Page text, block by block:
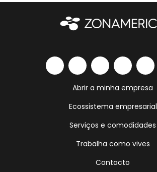
Abrir a minha empresa
Ecossistema empresarial
Serviços e comodidades
Trabalha como vives
Contacto